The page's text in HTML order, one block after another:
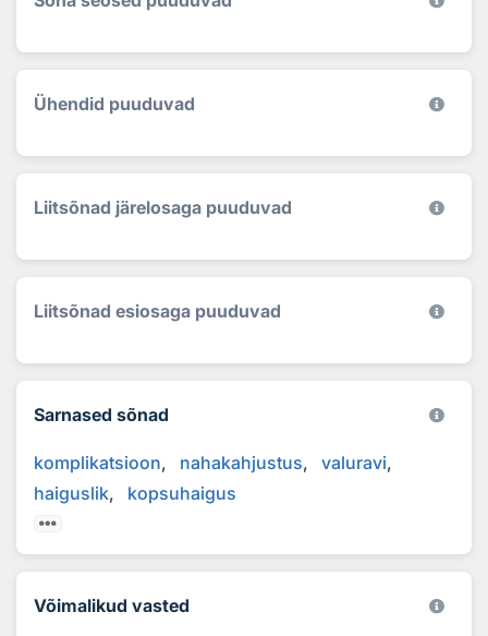
Ühendid puuduvad
Liitsõnad järelosaga puuduvad
Liitsõnad esiosaga puuduvad
Sarnased sõnad
komplikatsioon nahakahjustus
valuravi
haiguslik
kopsuhaigus
Võimalikud vasted